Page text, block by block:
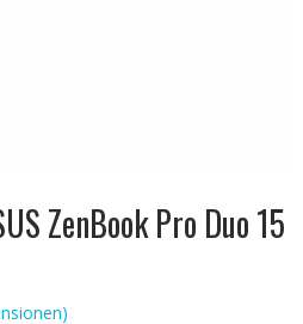
ZenBook Pro Duo 15